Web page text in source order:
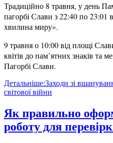
Традиційно 8 травня, у день
пагорбі Слави з 22:40 по 23:01
хвилина миру».
9 травня о 10:00 від площі
квітів до пам’ятних знаків та
Пагорбі Слави.
Детальніше:Заходи зі
світової війни
Як правильно
роботу для